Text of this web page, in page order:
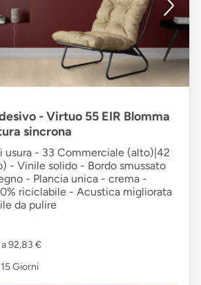
- Virtuo 55 EIR Blomma
sincrona
usura - 33 Commerciale (alto)|42
- Vinile solido - Bordo smussato
- Plancia unica - crema -
riciclabile - Acustica migliorata
da pulire
a 92,83 €
Giorni